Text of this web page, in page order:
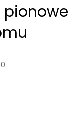
pionowe